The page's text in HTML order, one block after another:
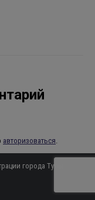
авторизоваться
города Тулы